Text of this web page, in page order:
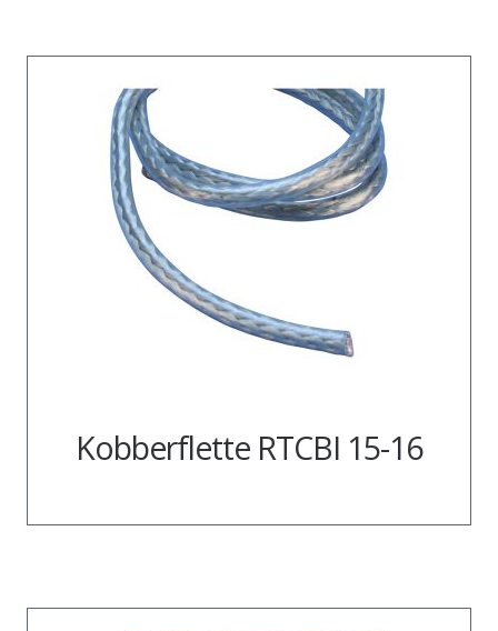
Kobberflette RTCBI 15-16